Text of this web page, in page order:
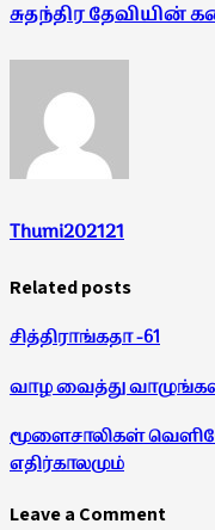
சுதந்திர தேவியின்
Thumi202121
Related posts
சித்திராங்கதா -61
வாழ வைத்து
மூளைசாலிகள்
எதிர்காலமும்
Leave a Comment